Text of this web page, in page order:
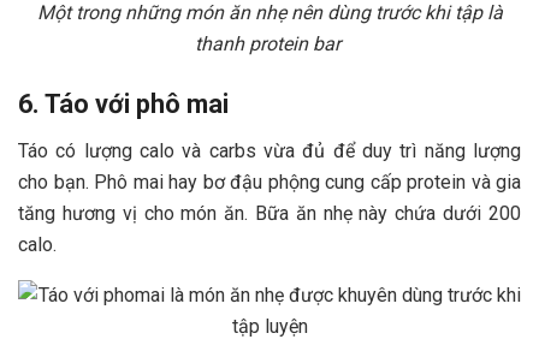
Một trong những món ăn nhẹ nên dùng trước khi tập là
thanh protein bar
6. Táo với phô mai
Táo có lượng calo và carbs vừa đủ để duy trì năng lượng
cho bạn. Phô mai hay bơ đậu phộng cung cấp protein và gia
tăng hương vị cho món ăn. Bữa ăn nhẹ này chứa dưới 200
calo.